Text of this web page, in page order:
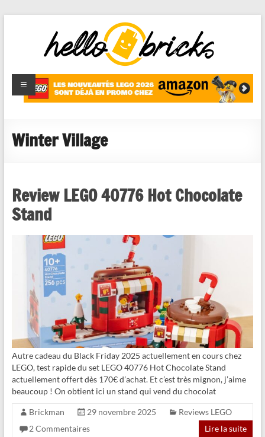
HelloBricks
Blog LEGO,
nouveaut�s
reviews
Winter Village
Review LEGO 40776 Hot Chocolate
Stand
Autre cadeau du Black Friday 2025 actuellement en cours chez
LEGO, test rapide du set LEGO 40776 Hot Chocolate Stand
actuellement offert dès 170€ d’achat. Et c’est très mignon, j’aime
beaucoup ! On obtient ici un stand qui vend du chocolat
Brickman 29 novembre 2025
Reviews LEGO
2 Commentaires
Lire la suite